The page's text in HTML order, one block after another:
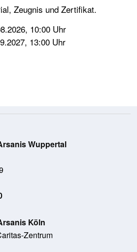
Zeugnis und Zertifikat.
10:00 Uhr
13:00 Uhr
Wuppertal
Köln
Zentrum